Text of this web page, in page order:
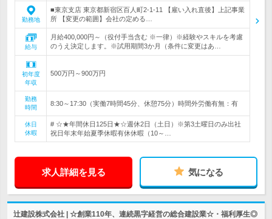
勤務地
■東京支店 東京都新宿区百人町2-1-11 【雇い入れ直後】上記事業
所 【変更の範囲】会社の定める…
給与
月給400,000円～（役付手当含む ※一律）※経験やスキルを考慮
のうえ決定します。※試用期間3か月（条件に変更はあ…
初年度
年収
500万円～900万円
勤務
時間
8:30～17:30（実働7時間45分、休憩75分）時間外労働有無：有
休日
休暇
# ☆★年間休日125日★☆週休2日（土日）※第3土曜日のみ出社
祝日年末年始夏季休暇有休休暇（10～…
求人詳細を見る 気になる
辻建設株式会社 | ☆創業110年、連続黒字経営の総合建設業☆・福利厚生◎